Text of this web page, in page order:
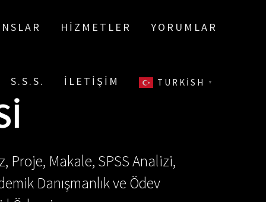
HIZMETLER YORUMLAR
S.S.S. İLETIŞIM TURKISH ▼
Proje, Makale, SPSS Analizi,
Danışmanlık ve Ödev